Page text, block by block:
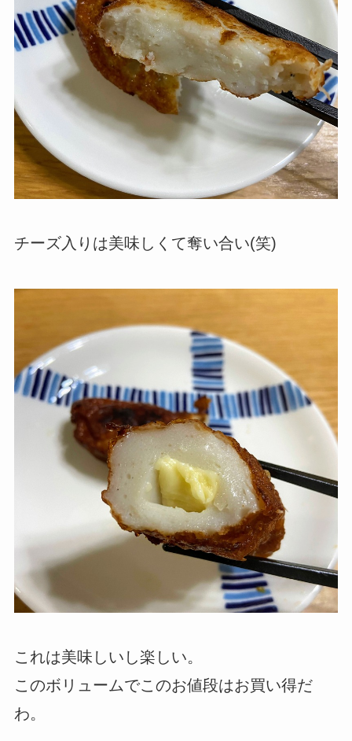
チーズ入りは美味しくて奪い合い(笑)
これは美味しいし楽しい。
このボリュームでこのお値段はお買い得だ
わ。